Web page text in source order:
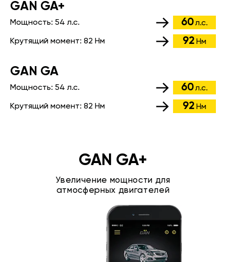
GАN GA+
Мощность: 54 л.с. 60л.с.
Крутящий момент: 82 Нм 92 Нм
GАN GA
Мощность: 54 л.с. 60л.с.
Крутящий момент: 82 Нм 92 Нм
GAN GA+
Увеличение мощности для
атмосферных двигателей